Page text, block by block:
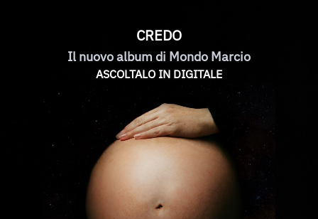
CREDO
Il nuovo album di Mondo Marcio
ASCOLTALO IN DIGITALE